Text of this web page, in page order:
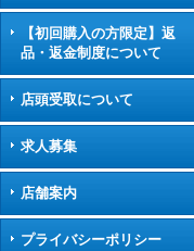
【初回購入の方限定】返
品・返金制度について
店頭受取について
求人募集
店舗案内
プライバシーポリシー